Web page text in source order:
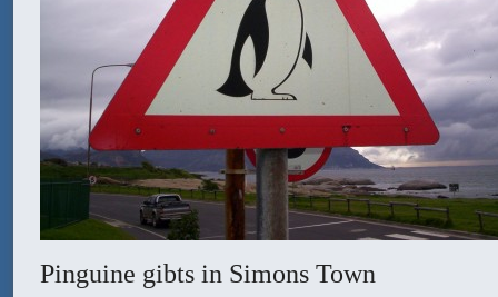
Pinguine gibts in Simons Town